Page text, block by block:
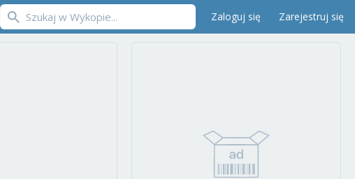
Zaloguj się Zarejestruj się